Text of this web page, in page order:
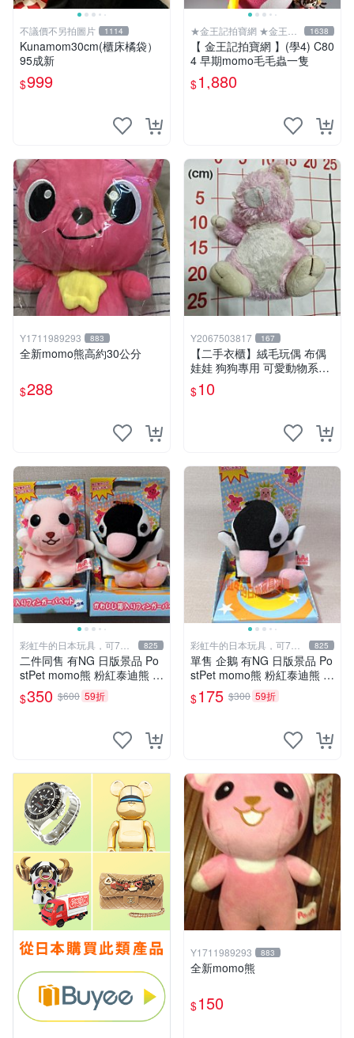
不議價不另拍圖片 1114
Kunamom30cm(櫃床橘袋）
95成新
$999
★金王記拍寶網 ★金王記
拍寶趣
1638
【 金王記拍寶網 】(學4) C80
4 早期momo毛毛蟲一隻
$1,880
Y1711989293 883
全新momo熊高約30公分
$288
Y2067503817 167
【二手衣櫃】絨毛玩偶 布偶
娃娃 狗狗專用 可愛動物系列
耐咬耐磨玩具 玩偶 粉紅熊寵
物玩具 1120929
$10
彩虹牛的日本玩具，可7取
付
825
二件同售 有NG 日版景品 Po
stPet momo熊 粉紅泰迪熊 妹
妹 comomo 企鵝 娃娃 布偶
手指頭 娃娃
$350 $600 59折
彩虹牛的日本玩具，可7取
付
825
單售 企鵝 有NG 日版景品 Po
stPet momo熊 粉紅泰迪熊 娃
娃 布偶 手指頭 娃娃
$175 $300 59折
Y1711989293 883
全新momo熊
$150